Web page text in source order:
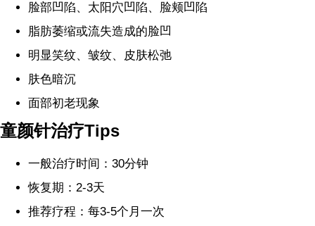
脸部凹陷、太阳穴凹陷、脸颊凹陷
脂肪萎缩或流失造成的脸凹
明显笑纹、皱纹、皮肤松弛
肤色暗沉
面部初老现象
童颜针治疗Tips
一般治疗时间：30分钟
恢复期：2-3天
推荐疗程：每3-5个月一次